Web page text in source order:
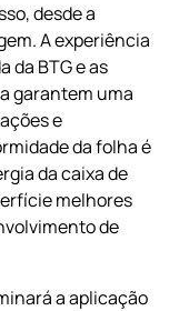
desde a
A experiência
da BTG e as
garantem uma
e
da folha é
da caixa de
melhores
de
a aplicação